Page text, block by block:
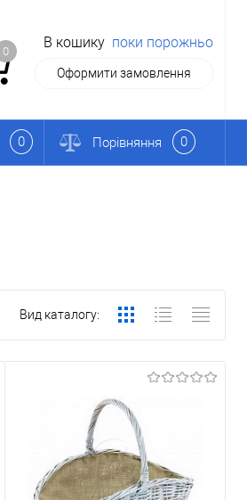
0
В кошику поки порожньо
Оформити замовлення
0 Порівняння 0
Вид каталогу: